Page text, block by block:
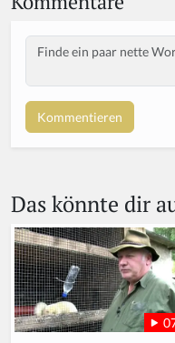
Body
Das könnte dir